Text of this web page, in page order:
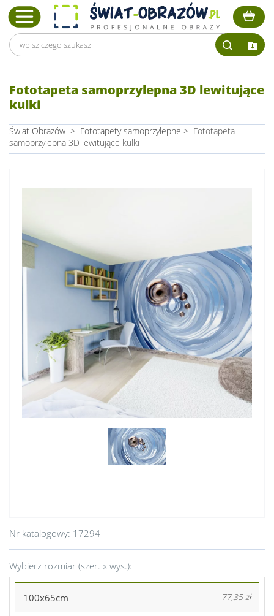
Fototapeta samoprzylepna 3D lewitujące
kulki
Świat Obrazów > Fototapety samoprzylepne > Fototapeta
samoprzylepna 3D lewitujące kulki
Nr katalogowy: 17294
Wybierz rozmiar (szer. x wys.):
100x65cm 77,35 zł